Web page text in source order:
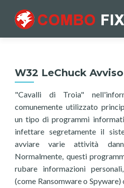
W32 LeChuck
"Cavalli di Troia"
comunemente utilizzato
un tipo di programmi
infettare segretamente il
avviare varie attività
Normalmente, questi
rubare informazioni
(come Ransomware o